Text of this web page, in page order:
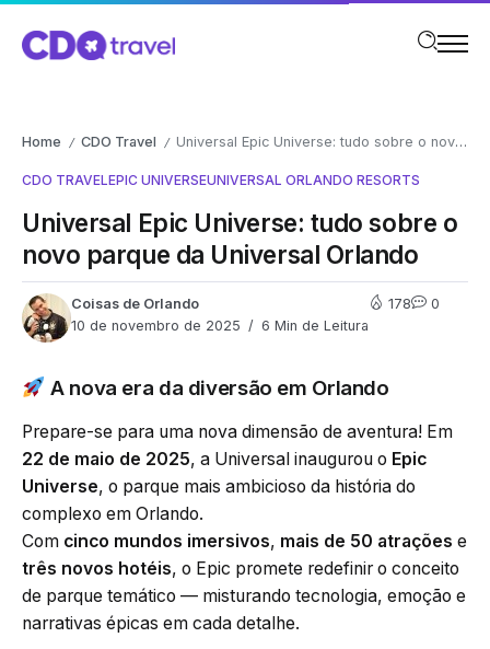
Home / CDO Travel / Universal Epic Universe: tudo sobre o novo parque da Universal Orlando
CDO TRAVELEPIC UNIVERSEUNIVERSAL ORLANDO RESORTS
Universal Epic Universe: tudo sobre o
novo parque da Universal Orlando
Coisas de Orlando
10 de novembro de 2025
6 Min de Leitura
178 0
A nova era da diversão em Orlando
Prepare-se para uma nova dimensão de aventura! Em
22 de maio de 2025, a Universal inaugurou o Epic
Universe, o parque mais ambicioso da história do
complexo em Orlando.
Com cinco mundos imersivos, mais de 50 atrações e
três novos hotéis, o Epic promete redefinir o conceito
de parque temático — misturando tecnologia, emoção e
narrativas épicas em cada detalhe.